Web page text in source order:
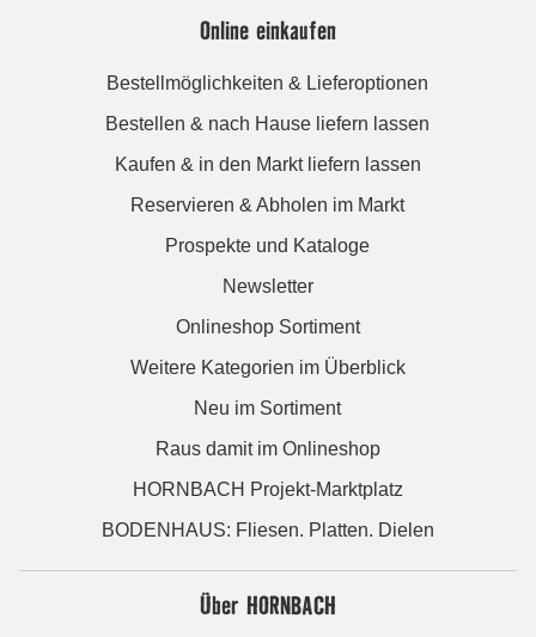
Online einkaufen
Bestellmöglichkeiten & Lieferoptionen
Bestellen & nach Hause liefern lassen
Kaufen & in den Markt liefern lassen
Reservieren & Abholen im Markt
Prospekte und Kataloge
Newsletter
Onlineshop Sortiment
Weitere Kategorien im Überblick
Neu im Sortiment
Raus damit im Onlineshop
HORNBACH Projekt-Marktplatz
BODENHAUS: Fliesen. Platten. Dielen
Über HORNBACH